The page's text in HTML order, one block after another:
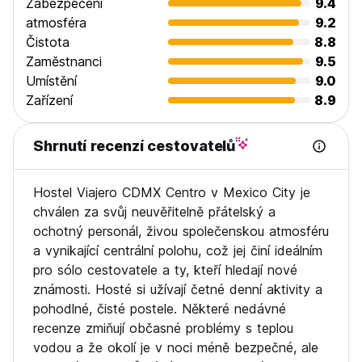
Zabezpečení
9.4
atmosféra
9.2
Čistota
8.8
Zaměstnanci
9.5
Umístění
9.0
Zařízení
8.9
Shrnutí recenzí cestovatelů
Hostel Viajero CDMX Centro v Mexico City je
chválen za svůj neuvěřitelně přátelský a
ochotný personál, živou společenskou atmosféru
a vynikající centrální polohu, což jej činí ideálním
pro sólo cestovatele a ty, kteří hledají nové
známosti. Hosté si užívají četné denní aktivity a
pohodlné, čisté postele. Některé nedávné
recenze zmiňují občasné problémy s teplou
vodou a že okolí je v noci méně bezpečné, ale